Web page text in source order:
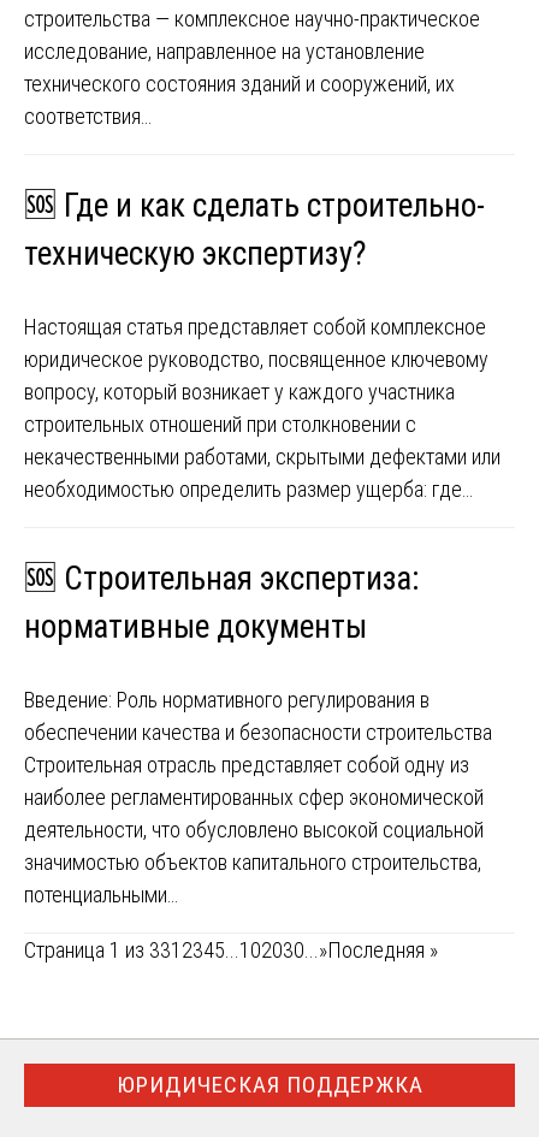
строительства — комплексное научно-практическое
исследование, направленное на установление
технического состояния зданий и сооружений, их
соответствия…
🆘 Где и как сделать строительно-
техническую экспертизу?
Настоящая статья представляет собой комплексное
юридическое руководство, посвященное ключевому
вопросу, который возникает у каждого участника
строительных отношений при столкновении с
некачественными работами, скрытыми дефектами или
необходимостью определить размер ущерба: где…
🆘 Строительная экспертиза:
нормативные документы
Введение: Роль нормативного регулирования в
обеспечении качества и безопасности строительства
Строительная отрасль представляет собой одну из
наиболее регламентированных сфер экономической
деятельности, что обусловлено высокой социальной
значимостью объектов капитального строительства,
потенциальными…
Страница 1 из 331 2345...102030...»Последняя »
ЮРИДИЧЕСКАЯ ПОДДЕРЖКА